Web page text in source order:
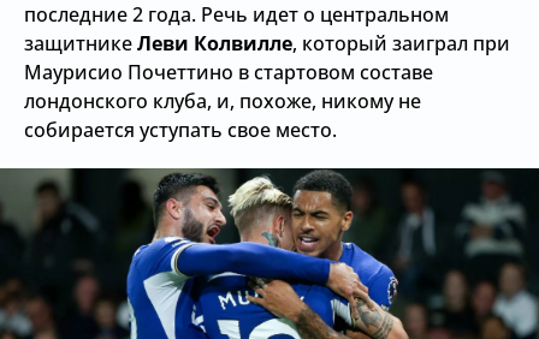
последние 2 года. Речь идет о центральном
защитникеЛеви Колвилле, который заиграл при
Маурисио Почеттино в стартовом составе
лондонского клуба, и, похоже, никому не
собирается уступать свое место.
Контакты